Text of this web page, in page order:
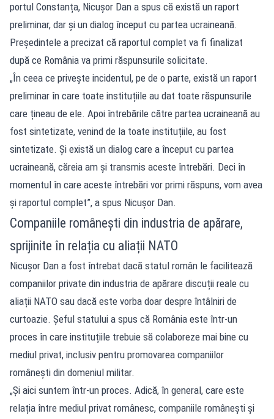
portul Constanța, Nicușor Dan a spus că există un raport
preliminar, dar și un dialog început cu partea ucraineană.
Președintele a precizat că raportul complet va fi finalizat
după ce România va primi răspunsurile solicitate.
„În ceea ce privește incidentul, pe de o parte, există un raport
preliminar în care toate instituțiile au dat toate răspunsurile
care țineau de ele. Apoi întrebările către partea ucraineană au
fost sintetizate, venind de la toate instituțiile, au fost
sintetizate. Și există un dialog care a început cu partea
ucraineană, căreia am și transmis aceste întrebări. Deci în
momentul în care aceste întrebări vor primi răspuns, vom avea
și raportul complet”, a spus Nicușor Dan.
Companiile românești din industria de apărare,
sprijinite în relația cu aliații NATO
Nicușor Dan a fost întrebat dacă statul român le facilitează
companiilor private din industria de apărare discuții reale cu
aliații NATO sau dacă este vorba doar despre întâlniri de
curtoazie. Șeful statului a spus că România este într-un
proces în care instituțiile trebuie să colaboreze mai bine cu
mediul privat, inclusiv pentru promovarea companiilor
românești din domeniul militar.
„Și aici suntem într-un proces. Adică, în general, care este
relația între mediul privat românesc, companiile românești și